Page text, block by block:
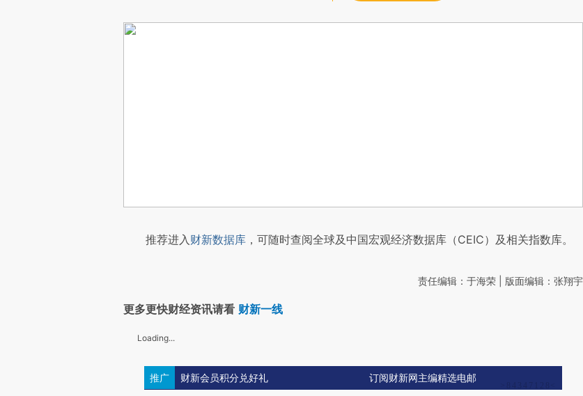
推荐进入财新数据库 ，可随时查阅全球及中国宏观经济数据库（CEIC）及相关指数库。
责任编辑：于海荣 | 版面编辑：张翔宇
更多更快财经资讯请看 财新一线
Loading...
推广 财新会员积分兑好礼 订阅财新网主编精选电邮